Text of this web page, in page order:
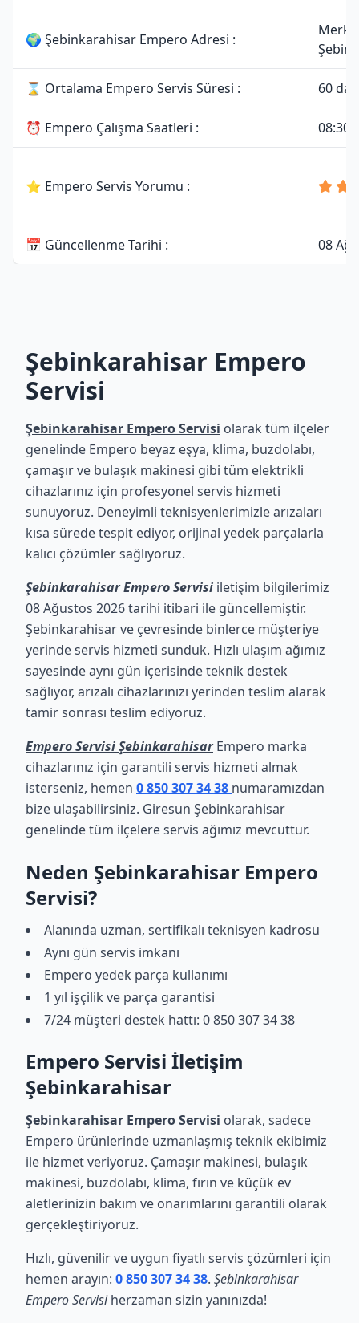
🌍 Şebinkarahisar Empero Adresi :
⌛ Ortalama Empero Servis Süresi : 60
⏰ Empero Çalışma Saatleri : 08:30
⭐ Empero Servis Yorumu :
📅 Güncellenme Tarihi : 08
Şebinkarahisar Empero
Servisi
Şebinkarahisar Empero Servisi olarak tüm ilçeler
genelinde Empero beyaz eşya, klima, buzdolabı,
çamaşır ve bulaşık makinesi gibi tüm elektrikli
cihazlarınız için profesyonel servis hizmeti
sunuyoruz. Deneyimli teknisyenlerimizle arızaları
kısa sürede tespit ediyor, orijinal yedek parçalarla
kalıcı çözümler sağlıyoruz.
Şebinkarahisar Empero Servisi iletişim bilgilerimiz
08 Ağustos 2026 tarihi itibari ile güncellemiştir.
Şebinkarahisar ve çevresinde binlerce müşteriye
yerinde servis hizmeti sunduk. Hızlı ulaşım ağımız
sayesinde aynı gün içerisinde teknik destek
sağlıyor, arızalı cihazlarınızı yerinden teslim alarak
tamir sonrası teslim ediyoruz.
Empero Servisi ŞebinkarahisarEmpero marka
cihazlarınız için garantili servis hizmeti almak
isterseniz, hemen 0 850 307 34 38 numaramızdan
bize ulaşabilirsiniz. Giresun Şebinkarahisar
genelinde tüm ilçelere servis ağımız mevcuttur.
Neden Şebinkarahisar Empero
Servisi?
Alanında uzman, sertifikalı teknisyen kadrosu
Aynı gün servis imkanı
Empero yedek parça kullanımı
1 yıl işçilik ve parça garantisi
7/24 müşteri destek hattı: 0 850 307 34 38
Empero Servisi İletişim
Şebinkarahisar
Şebinkarahisar Empero Servisi olarak, sadece
Empero ürünlerinde uzmanlaşmış teknik ekibimiz
ile hizmet veriyoruz. Çamaşır makinesi, bulaşık
makinesi, buzdolabı, klima, fırın ve küçük ev
aletlerinizin bakım ve onarımlarını garantili olarak
gerçekleştiriyoruz.
Hızlı, güvenilir ve uygun fiyatlı servis çözümleri için
hemen arayın: 0 850 307 34 38. Şebinkarahisar
Empero Servisiherzaman sizin yanınızda!